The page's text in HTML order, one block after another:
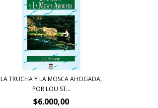
LA TRUCHA Y LA MOSCA AHOGADA,
POR LOU ST...
$6.000,00